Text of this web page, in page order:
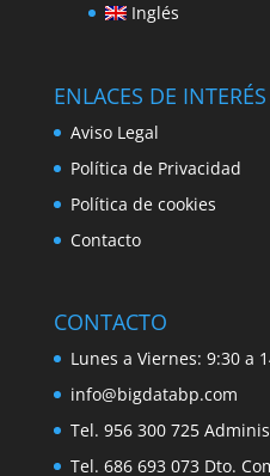
Inglés
ENLACES DE INTERÉS
Aviso Legal
Política de Privacidad
Política de cookies
Contacto
CONTACTO
Lunes a Viernes: 9:30 a
info@bigdatabp.com
Tel. 956 300 725
Tel. 686 693 073 Dto.